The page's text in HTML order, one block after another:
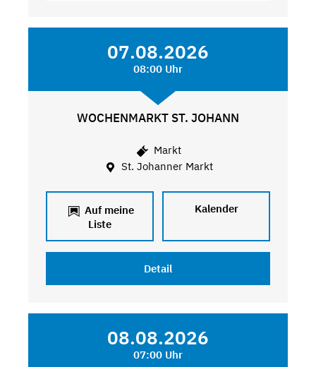
07.08.2026
08:00 Uhr
WOCHENMARKT ST. JOHANN
Markt
St. Johanner Markt
Auf meine
Liste
Kalender
Detail
08.08.2026
07:00 Uhr